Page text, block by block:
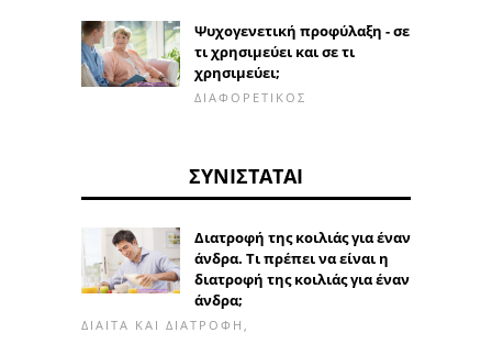
Ψυχογενετική προφύλαξη - σε
τι χρησιμεύει και σε τι
χρησιμεύει;
ΔΙΑΦΟΡΕΤΙΚΌΣ
ΣΥΝΙΣΤΆΤΑΙ
Διατροφή της κοιλιάς για έναν
άνδρα. Τι πρέπει να είναι η
διατροφή της κοιλιάς για έναν
άνδρα;
ΔΊΑΙΤΑ ΚΑΙ ΔΙΑΤΡΟΦΉ,